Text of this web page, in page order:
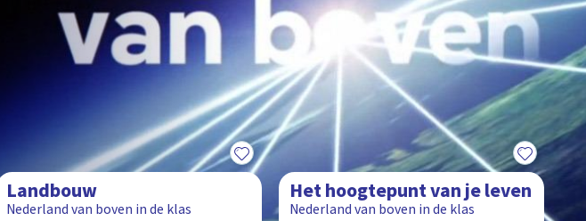
Landbouw
Nederland van boven in de klas
Het hoogtepunt van je leven
Nederland van boven in de klas